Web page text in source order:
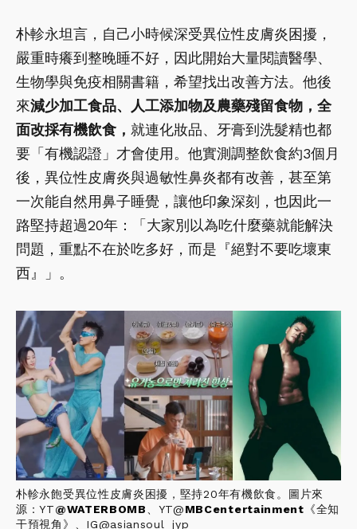
朴軫永坦言，自己小時候深受異位性皮膚炎困擾，
嚴重時癢到整晚睡不好，因此開始大量閱讀醫學、
生物學與免疫相關書籍，希望找出改善方法。他後
來減少加工食品、人工添加物及農藥殘留食物，全
面改採有機飲食， 就連化妝品、牙膏到洗髮精也都
要「有機認證」才會使用。他實測調整飲食約3個月
後，異位性皮膚炎與過敏性鼻炎都有改善，甚至第
一次能自然用鼻子睡覺，讓他印象深刻，也因此一
路堅持超過20年：「大家別以為吃什麼藥就能解決
問題，重點不在於吃多好，而是『絕對不要吃壞東
西』」。
朴軫永飽受異位性皮膚炎困擾，堅持20年有機飲食。圖片來
源：YT@WATERBOMB、YT@MBCentertainment 《全知
干預視角》、IG@asiansoul_jyp